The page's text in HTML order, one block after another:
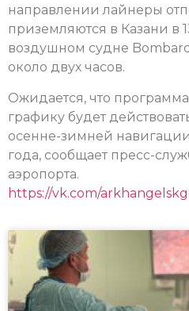
направлении лайнеры
приземляются в Казани в
воздушном судне
около двух часов.
Ожидается, что
графику будет
осенне-зимней
года, сообщает пресс-
аэропорта.
https://vk.com/